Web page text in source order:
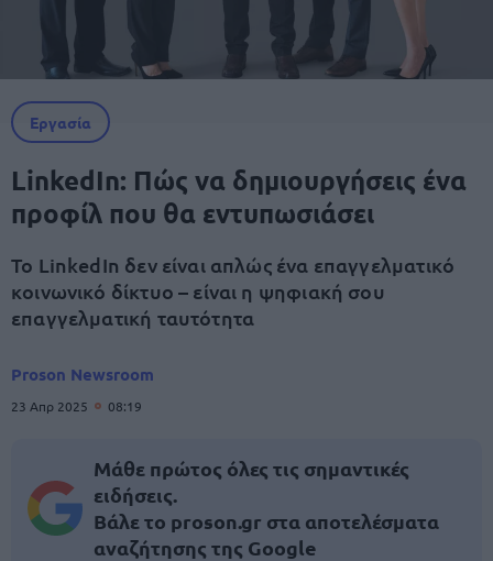
Εργασία
LinkedIn: Πώς να δημιουργήσεις ένα
προφίλ που θα εντυπωσιάσει
Το LinkedIn δεν είναι απλώς ένα επαγγελματικό
κοινωνικό δίκτυο – είναι η ψηφιακή σου
επαγγελματική ταυτότητα
Proson Newsroom
23 Απρ 2025 08:19
Μάθε πρώτος όλες τις σημαντικές
ειδήσεις.
Βάλε το proson.gr στα αποτελέσματα
αναζήτησης της Google